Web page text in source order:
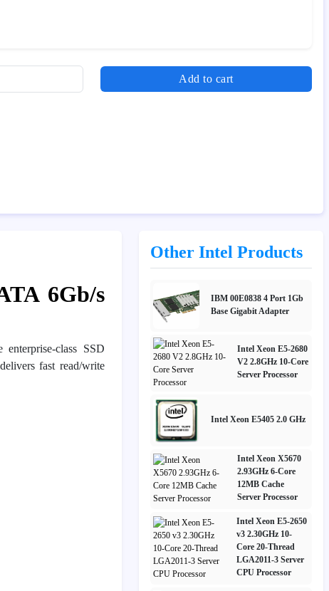
Add to cart
6Gb/s
class SSD
fast read/write
Other Intel Products
IBM 00E0838 4 Port 1Gb
Base Gigabit Adapter
Intel Xeon E5-2680
V2 2.8GHz 10-Core
Server Processor
Intel Xeon E5405 2.0 GHz
Intel Xeon X5670
2.93GHz 6-Core
12MB Cache
Server Processor
Intel Xeon E5-2650
v3 2.30GHz 10-
Core 20-Thread
LGA2011-3 Server
CPU Processor